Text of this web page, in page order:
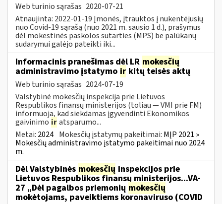
Web turinio sąrašas 2020-07-21
Atnaujinta: 2022-01-19 Įmonės, įtrauktos į nukentėjusių
nuo Covid-19 sąrašą (nuo 2021 m. sausio 1 d.), prašymus
dėl mokestinės paskolos sutarties (MPS) be palūkanų
sudarymui galėjo pateikti iki...
Informacinis pranešimas dėl LR mokesčių
administravimo įstatymo ir kitų teisės aktų
Web turinio sąrašas 2024-07-19
Valstybinė mokesčių inspekcija prie Lietuvos
Respublikos finansų ministerijos (toliau — VMI prie FM)
informuoja, kad siekdamas įgyvendinti Ekonomikos
gaivinimo iratsparumo...
Metai: 2024 Mokesčių įstatymų pakeitimai: MĮP 2021 »
Mokesčių administravimo įstatymo pakeitimai nuo 2024
m.
Dėl Valstybinės mokesčių inspekcijos prie
Lietuvos Respublikos finansų ministerijos...VA-
27 „Dėl pagalbos priemonių mokesčių
mokėtojams, paveiktiems koronaviruso (COVID